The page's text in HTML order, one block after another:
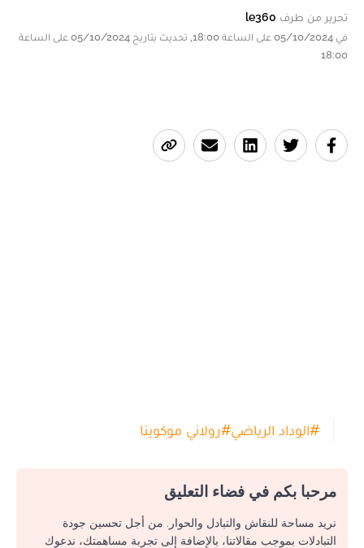
تحرير من طرف le360
في 05/10/2024 على الساعة 18:00, تحديث بتاريخ 05/10/2024 على الساعة
18:00
#الوداد الرياضي#رولاني موكوينا
مرحبا بكم في فضاء التعليق
نريد مساحة للنقاش والتبادل والحوار. من أجل تحسين جودة
التبادلات بموجب مقالاتنا، بالإضافة إلى تجربة مساهمتك، ندعوك